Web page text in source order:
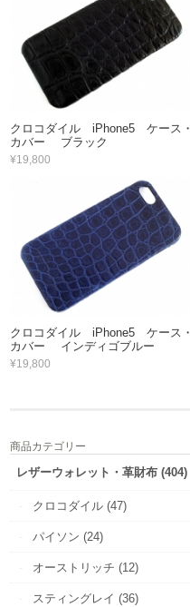
クロコダイル iPhone5 ケース・
カバー ブラック
¥19,800
クロコダイル iPhone5 ケース・
カバー インディゴブルー
¥19,800
商品カテゴリー
レザーウォレット・革財布 (404)
クロコダイル (47)
パイソン (24)
オーストリッチ (12)
スティングレイ (36)